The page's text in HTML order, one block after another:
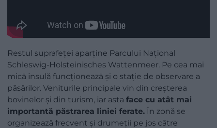
Restul suprafeței aparține Parcului Național
Schleswig-Holsteinisches Wattenmeer. Pe cea mai
mică insulă funcționează și o stație de observare a
păsărilor. Veniturile principale vin din creșterea
bovinelor și din turism, iar asta face cu atât mai
importantă păstrarea liniei ferate. În zonă se
organizează frecvent și drumeții pe jos către